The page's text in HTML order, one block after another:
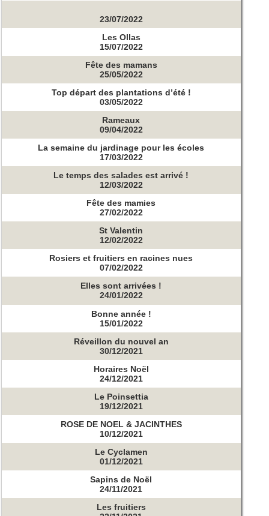
23/07/2022
Les Ollas
15/07/2022
Fête des mamans
25/05/2022
Top départ des plantations d’été !
03/05/2022
Rameaux
09/04/2022
La semaine du jardinage pour les écoles
17/03/2022
Le temps des salades est arrivé !
12/03/2022
Fête des mamies
27/02/2022
St Valentin
12/02/2022
Rosiers et fruitiers en racines nues
07/02/2022
Elles sont arrivées !
24/01/2022
Bonne année !
15/01/2022
Réveillon du nouvel an
30/12/2021
Horaires Noël
24/12/2021
Le Poinsettia
19/12/2021
ROSE DE NOEL & JACINTHES
10/12/2021
Le Cyclamen
01/12/2021
Sapins de Noël
24/11/2021
Les fruitiers